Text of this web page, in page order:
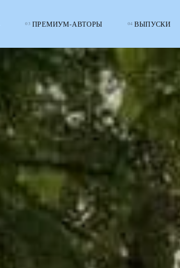
ПРЕМИУМ-АВТОРЫ ВЫПУСКИ